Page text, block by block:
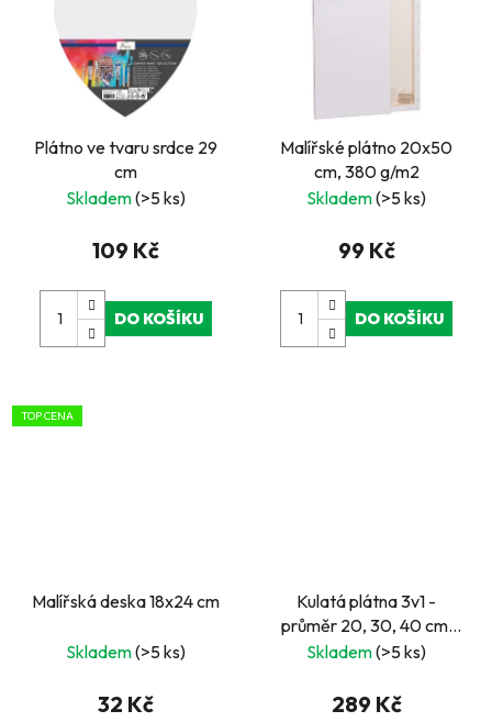
Plátno ve tvaru srdce 29
cm
Skladem(>5 ks)
109 Kč
DO KOŠÍKU
Malířské plátno 20x50
cm, 380 g/m2
Skladem(>5 ks)
99 Kč
DO KOŠÍKU
TOP CENA
Malířská deska 18x24 cm
Skladem(>5 ks)
32 Kč
Kulatá plátna 3v1 -
průměr 20, 30, 40 cm,
380 g/m2, 100% bavlna,
Skladem(>5 ks)
289 Kč